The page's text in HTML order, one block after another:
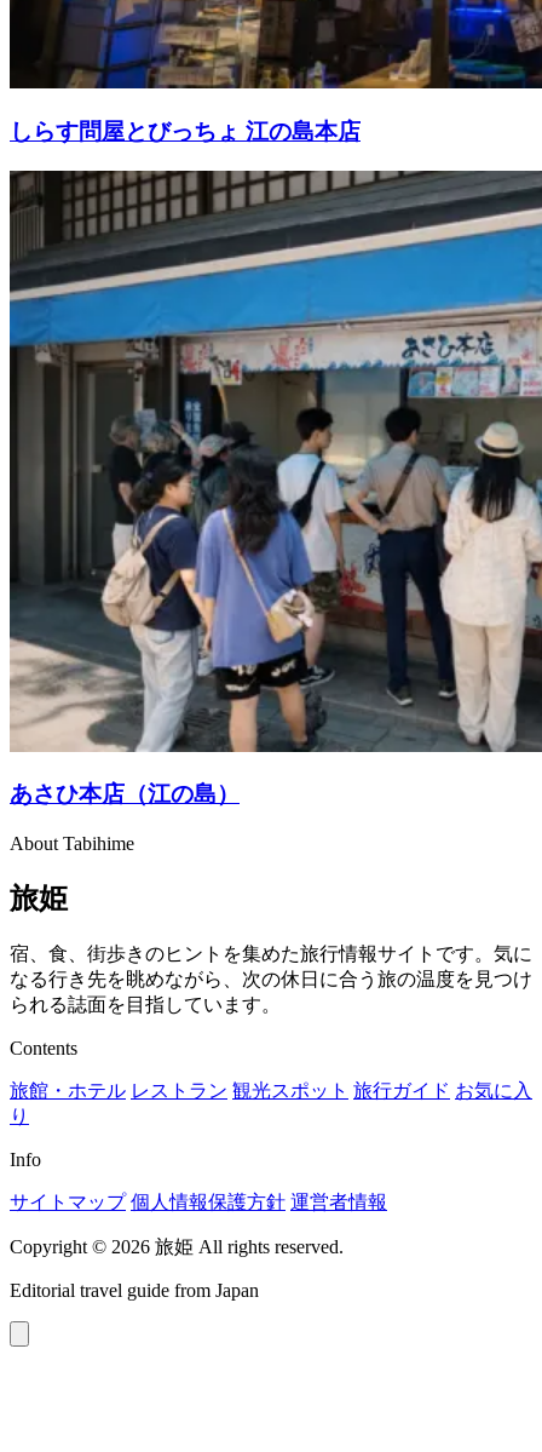
しらす問屋とびっちょ 江の島本店
あさひ本店（江の島）
About Tabihime
旅姫
宿、食、街歩きのヒントを集めた旅行情報サイトです。気に
なる行き先を眺めながら、次の休日に合う旅の温度を見つけ
られる誌面を目指しています。
Contents
旅館・ホテル レストラン 観光スポット 旅行ガイド お気に入
り
Info
サイトマップ 個人情報保護方針 運営者情報
Copyright © 2026 旅姫 All rights reserved.
Editorial travel guide from Japan